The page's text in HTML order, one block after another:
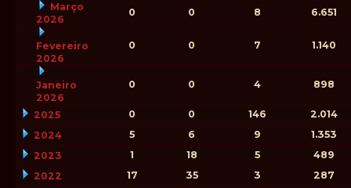
Março
2026
0 0 8 6.651
Fevereiro
2026
0 0 7 1.140
Janeiro
2026
0 0 4 898
2025 0 0 146
2.014
2024
5 6 9
1.353
2023
1 18 5
489
2022
17 35 3
287